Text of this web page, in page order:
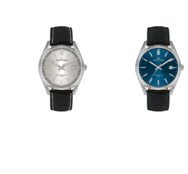
Produktgalerie überspringen